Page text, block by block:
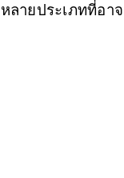
ลายประเภทที่อาจ